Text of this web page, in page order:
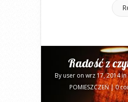
Radość z
Byuser on wrz 17, 2014 in
POMIESZCZEŃ|0